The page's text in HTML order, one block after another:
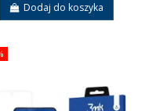
Dodaj do koszyka